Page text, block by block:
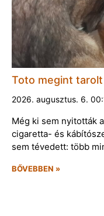
Toto megint
2026. augusztus. 6.
Még ki sem nyitották
cigaretta- és
sem tévedett: több
BŐVEBBEN »